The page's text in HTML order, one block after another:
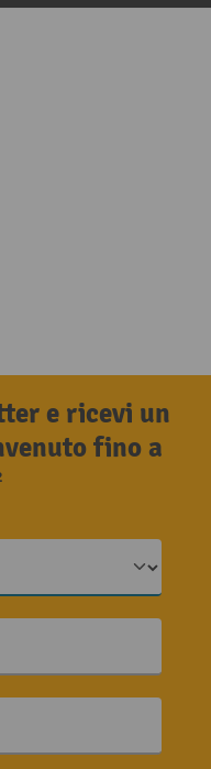
e ricevi un
fino a